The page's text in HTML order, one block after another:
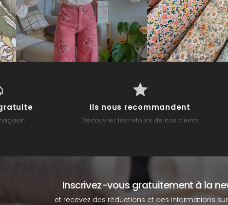
Ils nous recommandent
Découvrez les retours de nos clients
Inscrivez-vous gratuitement à la
et recevez des réductions et des informations sur